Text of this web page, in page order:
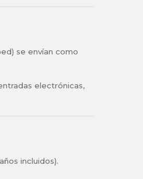
se envían como
electrónicas,
incluidos).